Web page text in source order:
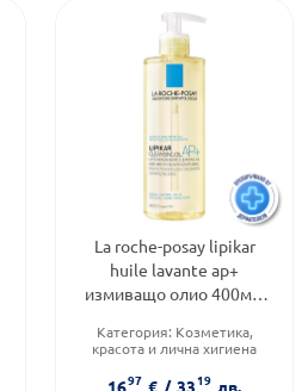
La roche-posay lipikar
huile lavante ap+
измиващо олио 400мл.
Категория: Козметика,
красота и лична хигиена
Дермокозметика
1697 € / 3319 лв.